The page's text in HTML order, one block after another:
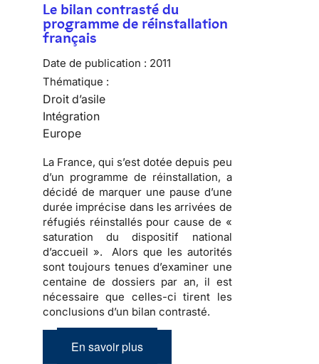
Le bilan contrasté du
programme de réinstallation
français
Date de publication : 2011
Thématique :
Droit d’asile
Intégration
Europe
La France, qui s’est dotée depuis peu
d’un programme de réinstallation, a
décidé de marquer une pause d’une
durée imprécise dans les arrivées de
réfugiés réinstallés pour cause de «
saturation du dispositif national
d’accueil ». Alors que les autorités
sont toujours tenues d’examiner une
centaine de dossiers par an, il est
nécessaire que celles-ci tirent les
conclusions d’un bilan contrasté.
En savoir plus